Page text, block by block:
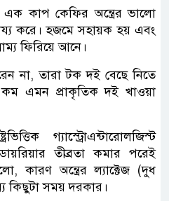
কাপ কেফির অন্ত্রের ভালো
করে। হজমে সহায়ক হয় এবং
ফিরিয়ে আনে।
না, তারা টক দই বেছে নিতে
কম এমন প্রাকৃতিক দই খাওয়া
গ্যাস্ট্রোএন্টারোলজিস্ট
তীব্রতা কমার পরেই
কারণ অন্ত্রের ল্যাক্টেজ (দুধ
কিছুটা সময় দরকার।